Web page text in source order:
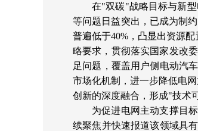
在"双碳"战略目标与新
等问题日益突出，已成为制
普遍低于40%，凸显出资源
略要求，贯彻落实国家发改
足问题，覆盖用户侧电动汽
市场化机制，进一步降低电
创新的深度融合，形成"技术
为促进电网主动支撑目
续聚焦并快速报道该领域具